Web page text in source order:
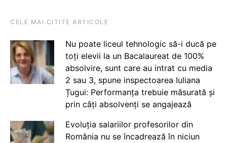
CELE MAI CITITE ARTICOLE
Nu poate liceul tehnologic să-i ducă pe
toți elevii la un Bacalaureat de 100%
absolvire, sunt care au intrat cu media
2 sau 3, spune inspectoarea Iuliana
Țugui: Performanța trebuie măsurată și
prin câți absolvenți se angajează
Evoluția salariilor profesorilor din
România nu se încadrează în niciun